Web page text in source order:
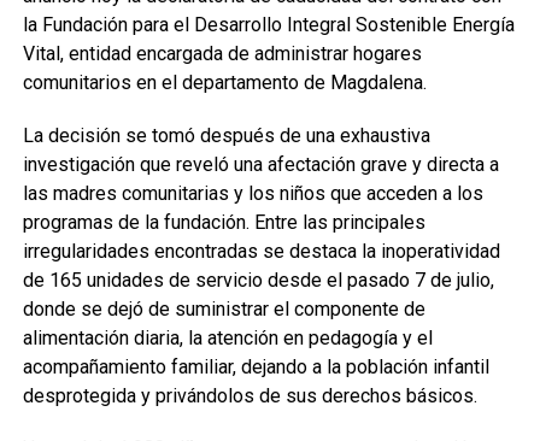
la Fundación para el Desarrollo Integral Sostenible Energía
Vital, entidad encargada de administrar hogares
comunitarios en el departamento de Magdalena.
La decisión se tomó después de una exhaustiva
investigación que reveló una afectación grave y directa a
las madres comunitarias y los niños que acceden a los
programas de la fundación. Entre las principales
irregularidades encontradas se destaca la inoperatividad
de 165 unidades de servicio desde el pasado 7 de julio,
donde se dejó de suministrar el componente de
alimentación diaria, la atención en pedagogía y el
acompañamiento familiar, dejando a la población infantil
desprotegida y privándolos de sus derechos básicos.